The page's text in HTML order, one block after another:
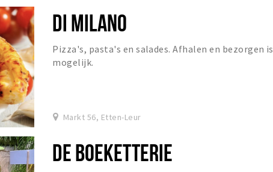
DI MILANO
Pizza's, pasta's en salades. Afhalen en bezorgen is
mogelijk.
Markt 56, Etten-Leur
DE BOEKETTERIE